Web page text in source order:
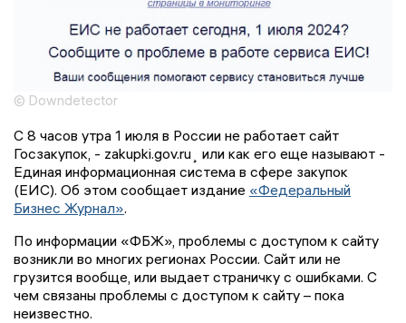
© Downdetector
С 8 часов утра 1 июля в России не работает сайт
Госзакупок, - zakupki.gov.ru¸ или как его еще называют -
Единая информационная система в сфере закупок
(ЕИС). Об этом сообщает издание «Федеральный
Бизнес Журнал».
По информации «ФБЖ», проблемы с доступом к сайту
возникли во многих регионах России. Сайт или не
грузится вообще, или выдает страничку с ошибками. С
чем связаны проблемы с доступом к сайту – пока
неизвестно.